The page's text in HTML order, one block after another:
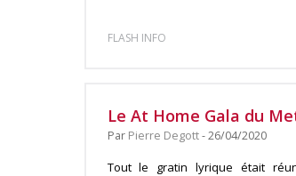
FLASH INFO
Le At Home Gala du
Par Pierre Degott- 26/04/2020
Tout le gratin lyrique était